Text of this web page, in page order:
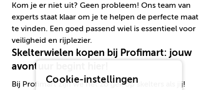
Kom je er niet uit? Geen probleem! Ons team van
experts staat klaar om je te helpen de perfecte maat
te vinden. Een goed passend wiel is essentieel voor
veiligheid en rijplezier.
Skelterwielen kopen bij Profimart: jouw
avontuur begint hier!
Bij Profimart zijn we net zo gek op skelters als jij!
Cookie-instellingen